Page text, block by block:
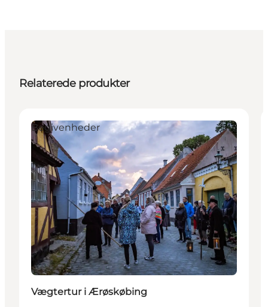
Relaterede produkter
Begivenheder
Vægtertur i Ærøskøbing